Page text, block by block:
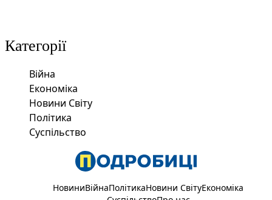
Категорії
Війна
Економіка
Новини Світу
Політика
Суспільство
НовиниВійнаПолітикаНовини СвітуЕкономіка